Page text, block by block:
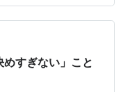
た。目から鱗でし
て計画を立てて、と
認めます。 完ぺき
、これまた完ぺき主
成…
すぎない」こと